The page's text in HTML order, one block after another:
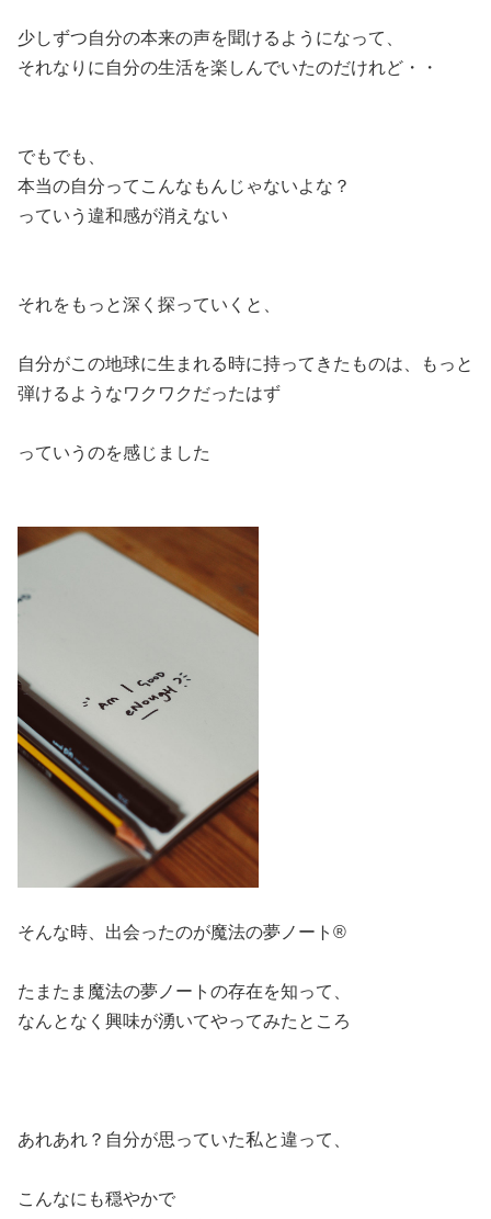
少しずつ自分の本来の声を聞けるようになって、
それなりに自分の生活を楽しんでいたのだけれど・・
でもでも、
本当の自分ってこんなもんじゃないよな？
っていう違和感が消えない
それをもっと深く探っていくと、
自分がこの地球に生まれる時に持ってきたものは、もっと
弾けるようなワクワクだったはず
っていうのを感じました
そんな時、出会ったのが魔法の夢ノート®︎
たまたま魔法の夢ノートの存在を知って、
なんとなく興味が湧いてやってみたところ
あれあれ？自分が思っていた私と違って、
こんなにも穏やかで